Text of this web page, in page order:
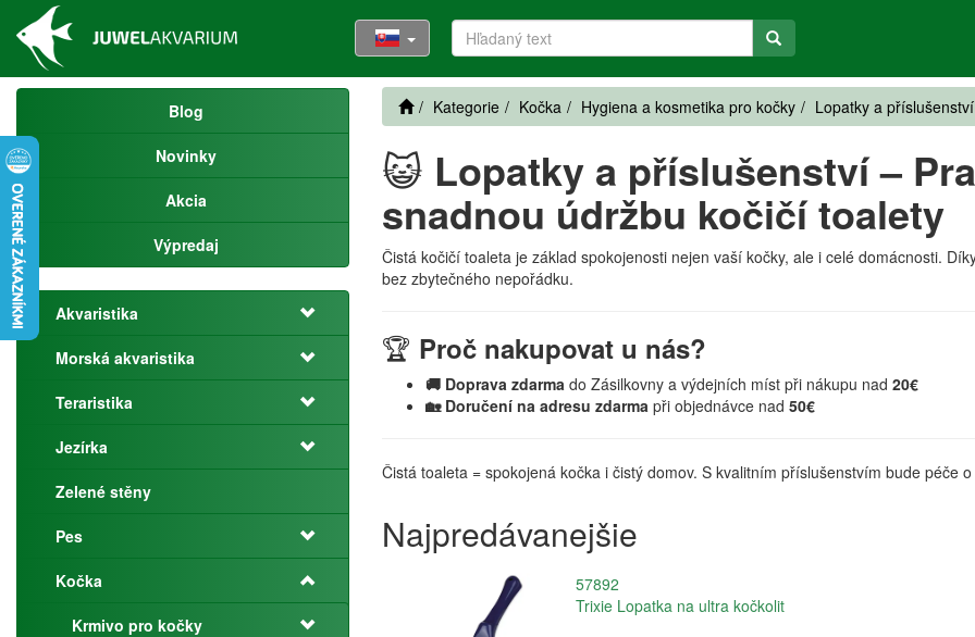
Blog
Novinky
Akcia
Výpredaj
Akvaristika
Morská akvaristika
Teraristika
Jezírka
Zelené stěny
Pes
Kočka
Krmivo pro kočky
Kategorie Kočka Hygiena a kosmetika pro kočky Lopatky a příslušenství
😺 Lopatky a příslušenství –
snadnou údržbu kočičí toalety
Čistá kočičí toaleta je základ spokojenosti nejen vaší kočky, ale i celé domácnosti.
bez zbytečného nepořádku.
🏆 Proč nakupovat u nás?
🚚 Doprava zdarma do Zásilkovny a výdejních míst při nákupu nad 20€
🏡 Doručení na adresu zdarma při objednávce nad 50€
Čistá toaleta = spokojená kočka i čistý domov. S kvalitním příslušenstvím bude péče
Najpredávanejšie
57892
Trixie Lopatka na ultra kočkolit